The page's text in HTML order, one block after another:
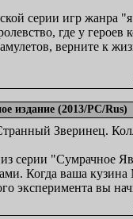
серии игр
где у
верните к
издание (2013/PC/Rus)
"Сумрачное
Когда ваша
эксперимента вы